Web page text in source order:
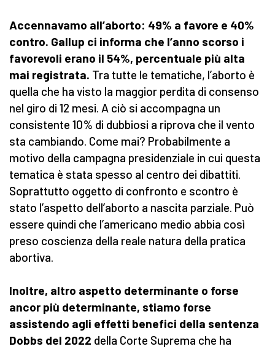
Accennavamo all’aborto: 49% a favore e 40%
contro. Gallup ci informa che l’anno scorso i
favorevoli erano il 54%, percentuale più alta
mai registrata. Tra tutte le tematiche, l’aborto è
quella che ha visto la maggior perdita di consenso
nel giro di 12 mesi. A ciò si accompagna un
consistente 10% di dubbiosi a riprova che il vento
sta cambiando. Come mai? Probabilmente a
motivo della campagna presidenziale in cui questa
tematica è stata spesso al centro dei dibattiti.
Soprattutto oggetto di confronto e scontro è
stato l’aspetto dell’aborto a nascita parziale. Può
essere quindi che l’americano medio abbia così
preso coscienza della reale natura della pratica
abortiva.
Inoltre, altro aspetto determinante o forse
ancor più determinante, stiamo forse
assistendo agli effetti benefici della sentenza
Dobbs del 2022 della Corte Suprema che ha